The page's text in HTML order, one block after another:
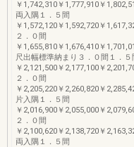
￥1,742,310￥1,777,910￥
両入隅１．５間
￥1,572,120￥1,592,720￥
２．０間
￥1,655,810￥1,676,410￥
尺出幅標準納まり３．０間１．５
￥2,121,500￥2,177,100￥
２．０間
￥2,205,220￥2,260,820￥
片入隅１．５間
￥2,016,900￥2,055,000￥
２．０間
￥2,100,620￥2,138,720￥
両入隅１．５間